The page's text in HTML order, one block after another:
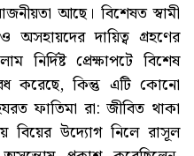
আছে। বিশেষত স্বামী
অসহায়দের দায়িত্ব গ্রহণের
নির্দিষ্ট প্রেক্ষাপটে বিশেষ
করেছে, কিন্তু এটি কোনো
ফাতিমা রা: জীবিত থাকা
বিয়ের উদ্যোগ নিলে রাসূল